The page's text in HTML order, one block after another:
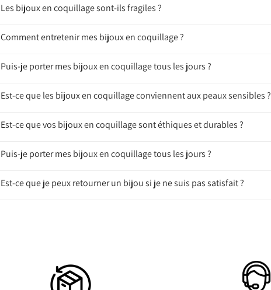
Les bijoux en coquillage sont-ils fragiles ?
Comment entretenir mes bijoux en coquillage ?
Puis-je porter mes bijoux en coquillage tous les jours ?
Est-ce que les bijoux en coquillage conviennent aux peaux sensibles ?
Est-ce que vos bijoux en coquillage sont éthiques et durables ?
Puis-je porter mes bijoux en coquillage tous les jours ?
Est-ce que je peux retourner un bijou si je ne suis pas satisfait ?